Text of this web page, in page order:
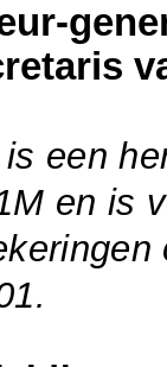
een
en is